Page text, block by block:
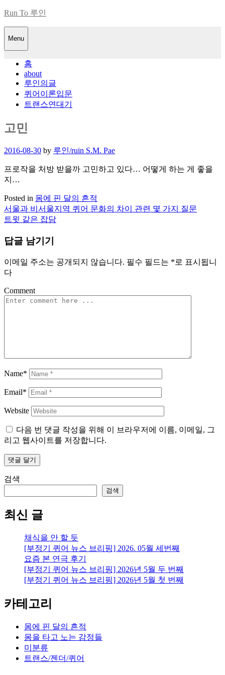
Skip
content
Run To 루인
Menu
홈
about
루인의글
퀴어이론입문
트랜스연대기
고민
Posted
2016-08-30 by 루인/ruin S.M. Pae
프로작을 처방 받을까 고민하고 있다… 어떻게 하는 게 좋을
지…
Posted in 몸에 핀 달의 흔적
글
탐
색
서울과 비서울지역 퀴어 문화의 차이 관련 몇 가지 질문
트윗 같은 잡담
답글 남기기
이메일 주소는 공개되지 않습니다. 필수 필드는 *로 표시됩니
다
Comment
Name*
Email*
Website
다음 번 댓글 작성을 위해 이 브라우저에 이름, 이메일, 그
리고 웹사이트를 저장합니다.
검색
검색
최신 글
채식을 안 할 듯
[부정기 퀴어 뉴스 브리핑] 2026. 05월 세번째
요즘 본 연극 후기
[부정기 퀴어 뉴스 브리핑] 2026년 5월 두 번째
[부정기 퀴어 뉴스 브리핑] 2026년 5월 첫 번째
카테고리
몸에 핀 달의 흔적
몸을 타고 노는 감정들
미분류
트랜스/젠더/퀴어